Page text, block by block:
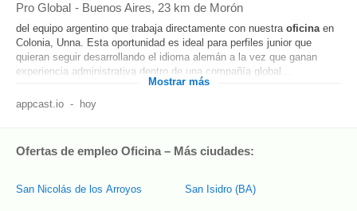
Pro Global - Buenos Aires, 23 km de Morón
del equipo argentino que trabaja directamente con nuestra oficinaen
Colonia, Unna. Esta oportunidad es ideal para perfiles junior que
quieran seguir desarrollando el idioma alemán a la vez que ganan
experiencia administrativa dentro de una compañía global...
Mostrar más
appcast.io - hoy
Ofertas de empleo Oficina – Más ciudades:
San Nicolás de los Arroyos San Isidro (BA)